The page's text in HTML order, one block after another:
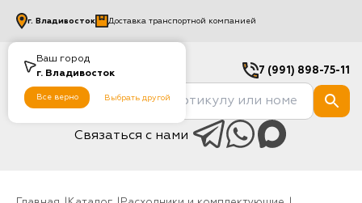
Ваш город
г. Владивосток
Все верно Выбрать другой
г. Владивосток Доставка транспортной компанией
7 (991) 898-75-11
Связаться с нами